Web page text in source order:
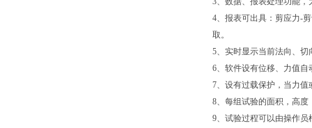
4、报表可出具：剪应力-
取。
5、实时显示当前法向、
6、软件设有位移、力值
7、设有过载保护，当力
8、每组试验的面积，高
9、试验过程可以由操作